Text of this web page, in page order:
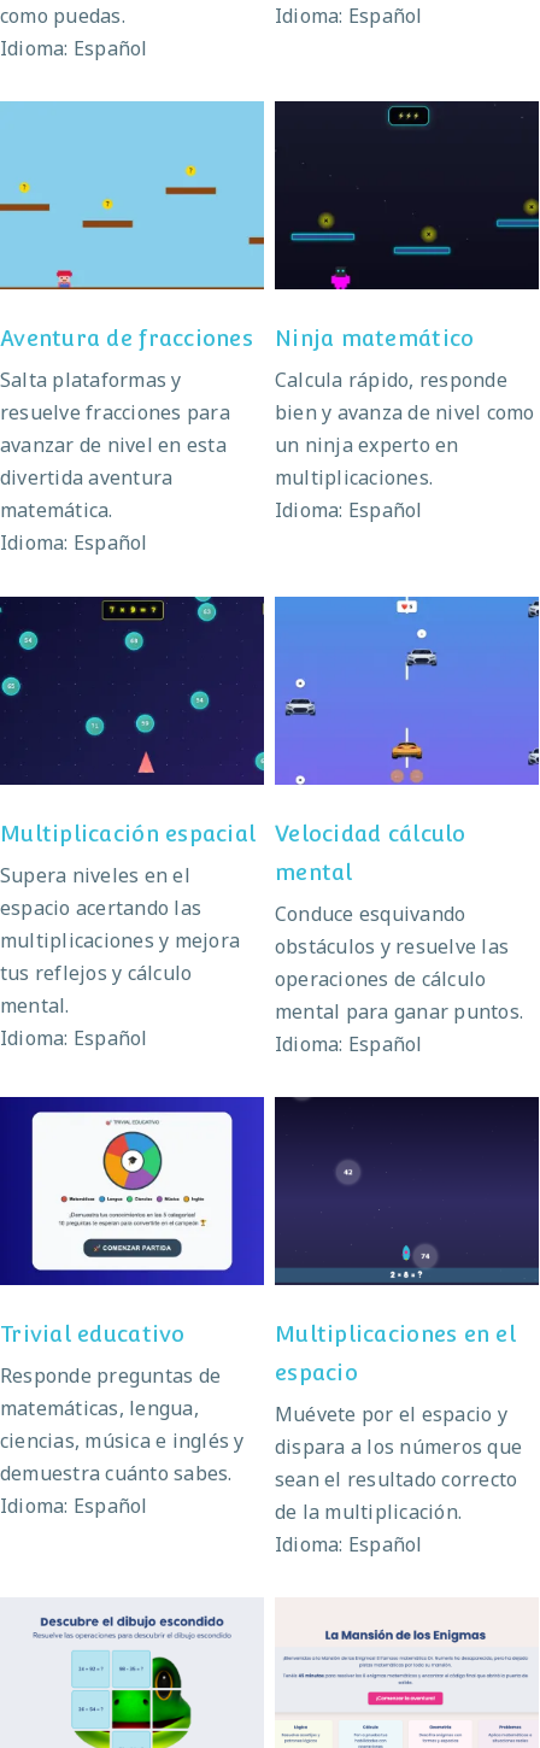
como puedas.
Idioma: Español
Idioma: Español
Aventura de
fracciones
Aventura de fracciones
Salta plataformas y
resuelve fracciones para
avanzar de nivel en esta
divertida aventura
matemática.
Idioma: Español
Ninja matemático
Ninja matemático
Calcula rápido, responde
bien y avanza de nivel como
un ninja experto en
multiplicaciones.
Idioma: Español
espacial
Multiplicación espacial
Supera niveles en el
espacio acertando las
multiplicaciones y mejora
tus reflejos y cálculo
mental.
Idioma: Español
Velocidad cálculo
Velocidad cálculo
mental
Conduce esquivando
obstáculos y resuelve las
operaciones de cálculo
mental para ganar puntos.
Idioma: Español
Trivial educativo
Trivial educativo
Responde preguntas de
matemáticas, lengua,
ciencias, música e inglés y
demuestra cuánto sabes.
Idioma: Español
Multiplicaciones en el
espacio
Multiplicaciones en el
espacio
Muévete por el espacio y
dispara a los números que
sean el resultado correcto
de la multiplicación.
Idioma: Español
Dibujo escondido
Escape Room de
Matemáticas